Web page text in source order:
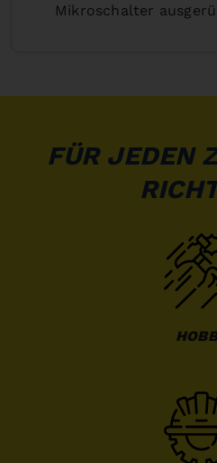
Mikroschalter
FÜR JEDEN